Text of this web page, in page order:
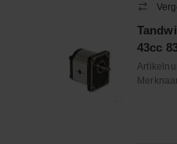
43cc